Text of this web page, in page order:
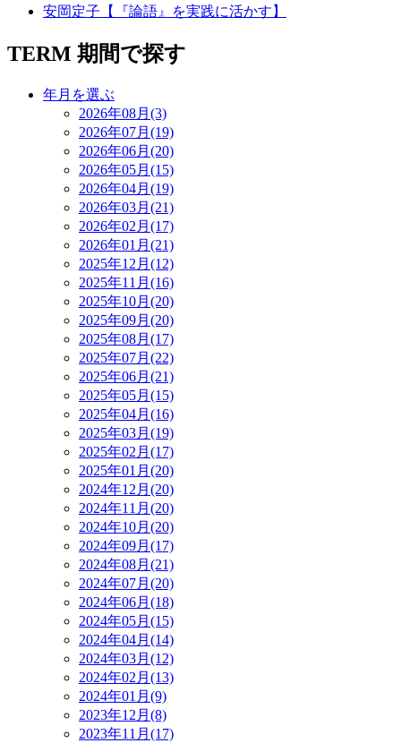
安岡定子【『論語』を実践に活かす】
TERM 期間で探す
年月を選ぶ
2026年08月(3)
2026年07月(19)
2026年06月(20)
2026年05月(15)
2026年04月(19)
2026年03月(21)
2026年02月(17)
2026年01月(21)
2025年12月(12)
2025年11月(16)
2025年10月(20)
2025年09月(20)
2025年08月(17)
2025年07月(22)
2025年06月(21)
2025年05月(15)
2025年04月(16)
2025年03月(19)
2025年02月(17)
2025年01月(20)
2024年12月(20)
2024年11月(20)
2024年10月(20)
2024年09月(17)
2024年08月(21)
2024年07月(20)
2024年06月(18)
2024年05月(15)
2024年04月(14)
2024年03月(12)
2024年02月(13)
2024年01月(9)
2023年12月(8)
2023年11月(17)